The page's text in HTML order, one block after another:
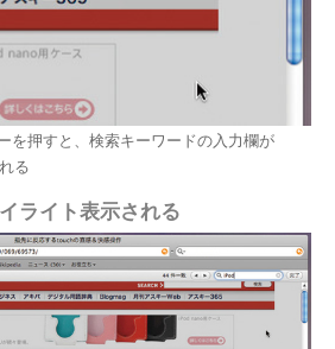
を押すと、検索キーワードの入力欄が
る
ライト表示される